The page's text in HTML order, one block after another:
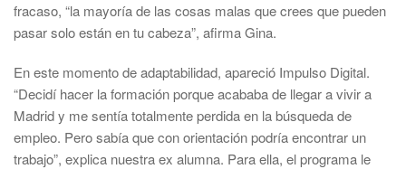
fracaso, “la mayoría de las cosas malas que crees que pueden
pasar solo están en tu cabeza”, afirma Gina.
En este momento de adaptabilidad, apareció Impulso Digital.
“Decidí hacer la formación porque acababa de llegar a vivir a
Madrid y me sentía totalmente perdida en la búsqueda de
empleo. Pero sabía que con orientación podría encontrar un
trabajo”, explica nuestra ex alumna. Para ella, el programa le